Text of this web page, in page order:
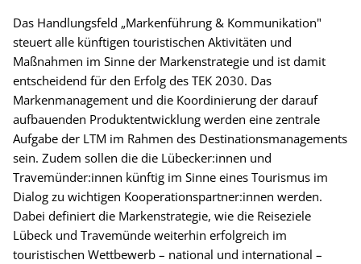
Das Handlungsfeld „Markenführung & Kommunikation"
steuert alle künftigen touristischen Aktivitäten und
Maßnahmen im Sinne der Markenstrategie und ist damit
entscheidend für den Erfolg des TEK 2030. Das
Markenmanagement und die Koordinierung der darauf
aufbauenden Produktentwicklung werden eine zentrale
Aufgabe der LTM im Rahmen des Destinationsmanagements
sein. Zudem sollen die die Lübecker:innen und
Travemünder:innen künftig im Sinne eines Tourismus im
Dialog zu wichtigen Kooperationspartner:innen werden.
Dabei definiert die Markenstrategie, wie die Reiseziele
Lübeck und Travemünde weiterhin erfolgreich im
touristischen Wettbewerb – national und international –